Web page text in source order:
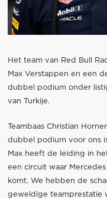
Het team van Red Bull
Max Verstappen en een
dubbel podium onder
van Turkije.
Teambaas Christian
dubbel podium voor ons
Max heeft de leiding in
een circuit waar
komt. We hebben de
geweldige teamprestatie